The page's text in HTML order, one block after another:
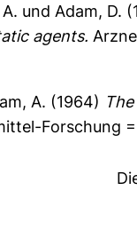
und Adam, D.
agents.
A. (1964)
Forschung